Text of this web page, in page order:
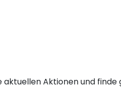
Aktionen und finde